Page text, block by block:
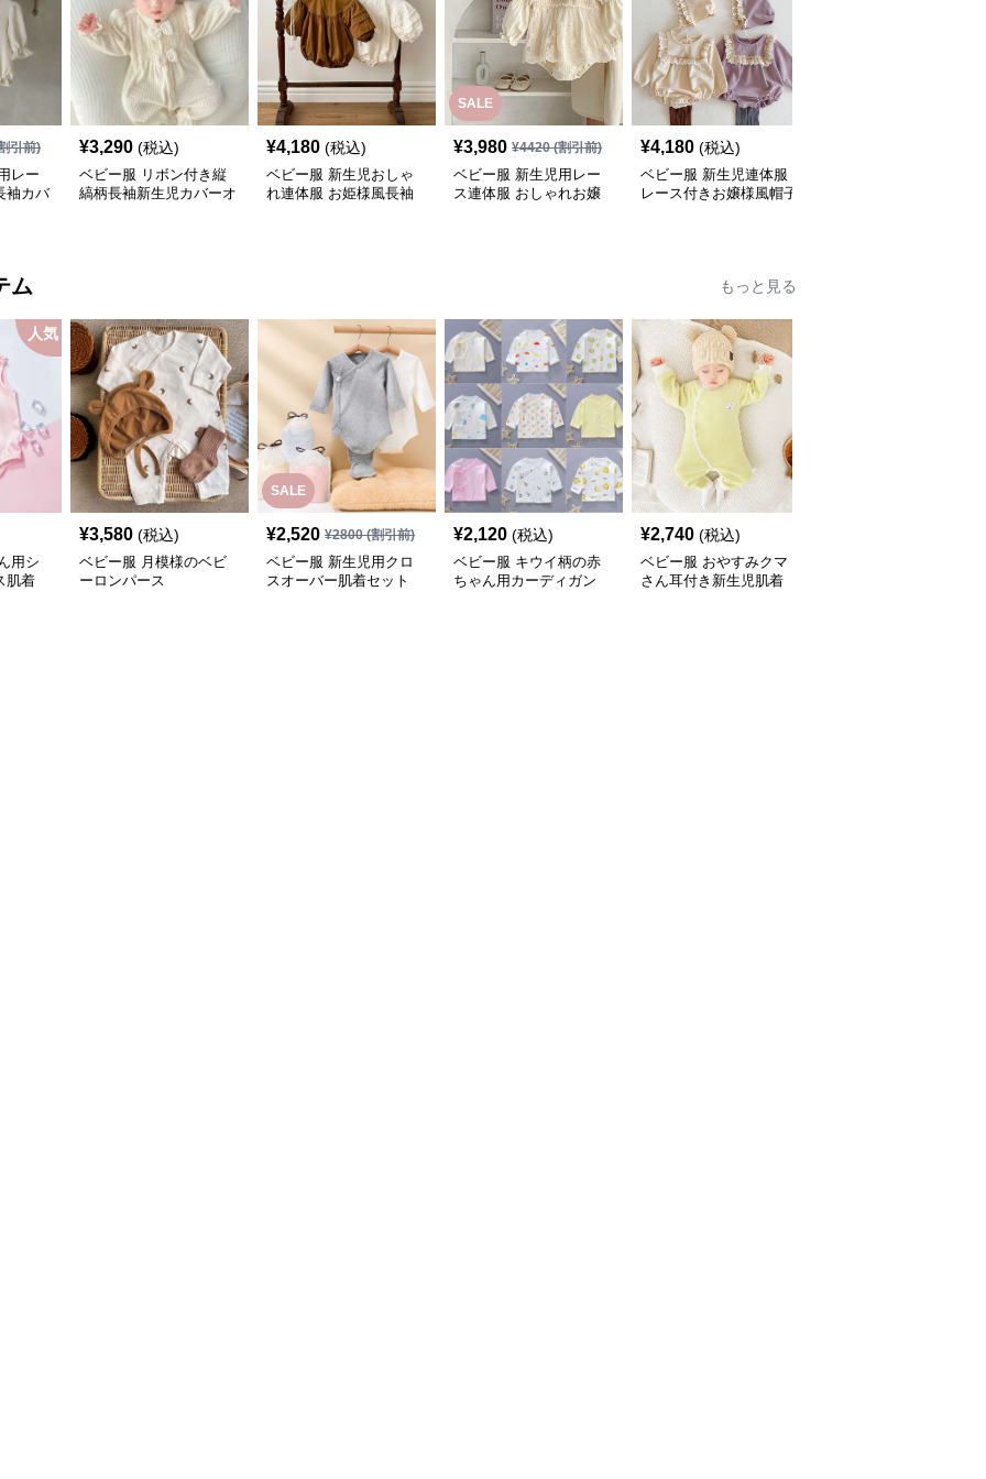
引前)
レー
袖カバ
¥3,290 (税込)
ベビー服 リボン付き縦
縞柄長袖新生児カバーオ
¥4,180 (税込)
ベビー服 新生児おしゃ
れ連体服 お姫様風長袖
SALE
¥3,980 ¥4420(割引前)
ベビー服 新生児用レー
ス連体服 おしゃれお嬢
¥4,180 (税込)
ベビー服 新生児連体服
レース付きお嬢様風帽子
ム もっと見る
人気
用シ
肌着
¥3,580 (税込)
ベビー服 月模様のベビ
ーロンパース
SALE
¥2,520 ¥2800(割引前)
ベビー服 新生児用クロ
スオーバー肌着セット
¥2,120 (税込)
ベビー服 キウイ柄の赤
ちゃん用カーディガン
¥2,740 (税込)
ベビー服 おやすみクマ
さん耳付き新生児肌着